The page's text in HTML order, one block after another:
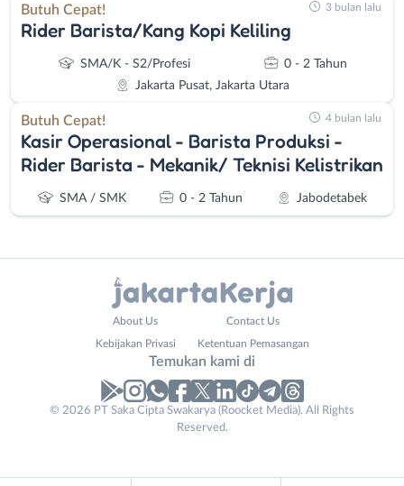
Butuh Cepat!
Rider Barista/Kang Kopi Keliling
SMA/K - S2/Profesi
0 - 2 Tahun
Jakarta Pusat, Jakarta Utara
3 bulan lalu
Butuh Cepat!
Kasir Operasional - Barista Produksi -
Rider Barista - Mekanik/ Teknisi Kelistrikan
SMA / SMK 0 - 2 Tahun Jabodetabek
4 bulan lalu
Animator
Jakarta
About Us Contact Us
Kebijakan Privasi Ketentuan Pemasangan
Temukan kami di
© 2026 PT Saka Cipta Swakarya (Roocket Media). All Rights
Reserved.